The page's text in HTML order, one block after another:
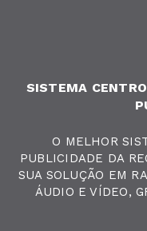
SISTEMA
O MELHOR
PUBLICIDADE DA
SUA SOLUÇÃO EM
ÁUDIO E VÍDEO,